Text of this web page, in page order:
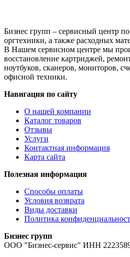
Бизнес групп – сервисный центр
оргтехники, а также расходных
В Нашем сервисном центре мы
восстановление картриджей,
ноутбуков, сканеров, мониторов,
офисной техники.
Навигация по сайту
О нашей компании
Каталог товаров
Отзывы
Услуги
Контактная информация
Карта сайта
Полезная информация
Способы оплаты
Условия возврата
Виды доставки
Политика
Бизнес групп
ООО "Бизнес-сервис" ИНН